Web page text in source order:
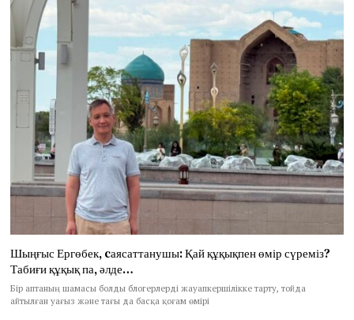
Шыңғыс Ергөбек, cаясаттанушы: Қай құқықпен өмір сүреміз?
Табиғи құқық па, әлде…
Бір аптаның шамасы болды блогерлерді жауапкершілікке тарту, тойда
айтылған уағыз және тағы да басқа қоғам өмірі